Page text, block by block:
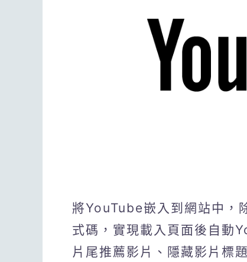
將YouTube嵌入到網站中，
式碼，實現載入頁面後自動
片尾推薦影片、隱藏影片